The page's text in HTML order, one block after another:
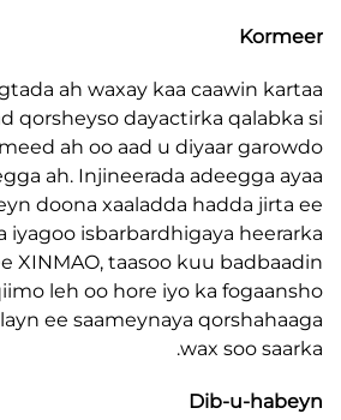
joogtada ah waxay kaa caawin
inaad qorsheyso dayactirka
ah oo aad u diyaar
degdegga ah. Injineerada
qiimeyn doona xaaladda hadda
iyagoo isbarbardhigaya
ee XINMAO, taasoo kuu
qiimo leh oo hore iyo ka
la filayn ee saameynaya
wax soo
Dib-u-